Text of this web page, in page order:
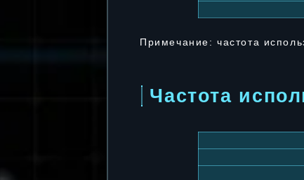
Примечание: частота
Частота